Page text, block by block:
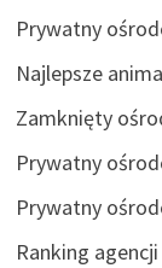
Prywatny
Najlepsze
Zamknięty
Prywatny
Prywatny
Ranking